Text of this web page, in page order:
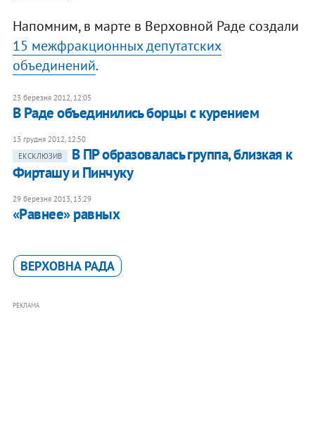
Напомним, в марте в Верховной Раде создали
15 межфракционных депутатских
объединений.
23 березня 2012, 12:05
В Раде объединились борцы с курением
13 грудня 2012, 12:50
ЕКСКЛЮЗИВ
В ПР образовалась группа, близкая к
Фирташу и Пинчуку
29 березня 2013, 13:29
«Равнее» равных
ВЕРХОВНА РАДА
РЕКЛАМА